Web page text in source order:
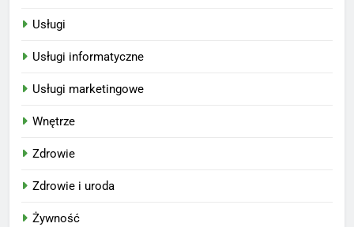
Usługi
Usługi informatyczne
Usługi marketingowe
Wnętrze
Zdrowie
Zdrowie i uroda
Żywność